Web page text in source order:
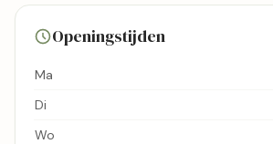
Bekijk kaart
Openingstijden
Ma
Di
Wo